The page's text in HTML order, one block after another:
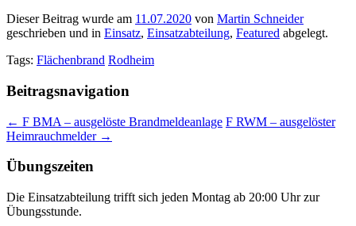
Dieser Beitrag wurde am 11.07.2020 von Martin Schneider
geschrieben und in Einsatz, Einsatzabteilung, Featured abgelegt.
Tags: Flächenbrand Rodheim
Beitragsnavigation
← F BMA – ausgelöste Brandmeldeanlage F RWM – ausgelöster
Heimrauchmelder →
Übungszeiten
Die Einsatzabteilung trifft sich jeden Montag ab 20:00 Uhr zur
Übungsstunde.